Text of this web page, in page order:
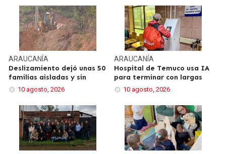
ARAUCANÍA
Deslizamiento dejó unas 50
familias aisladas y sin
10 agosto, 2026
ARAUCANÍA
Hospital de Temuco usa IA
para terminar con largas
10 agosto, 2026